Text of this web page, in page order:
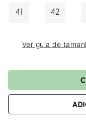
41 42
Ver guia de